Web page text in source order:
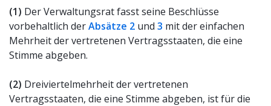
(1) Der Verwaltungsrat fasst seine Beschlüsse
vorbehaltlich derAbsätze 2 und 3 mit der einfachen
Mehrheit der vertretenen Vertragsstaaten, die eine
Stimme abgeben.
(2) Dreiviertelmehrheit der vertretenen
Vertragsstaaten, die eine Stimme abgeben, ist für die